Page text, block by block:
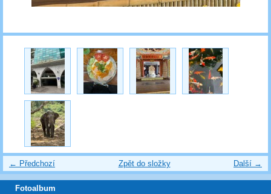
← Předchozí Další →
Zpět do složky
Fotoalbum